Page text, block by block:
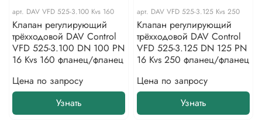
арт. DAV VFD 525-3.100 Kvs 160
Клапан регулирующий
трёхходовой DAV Control
VFD 525-3.100 DN 100 PN
16 Kvs 160 фланец/фланец
Цена по запросу
Узнать
арт. DAV VFD 525-3.125 Kvs 250
Клапан регулирующий
трёхходовой DAV Control
VFD 525-3.125 DN 125 PN
16 Kvs 250 фланец/фланец
Цена по запросу
Узнать